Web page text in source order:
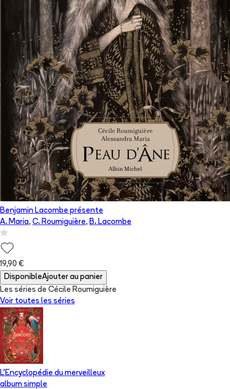
Benjamin Lacombe présente
A. Maria, C. Roumiguière, B. Lacombe
19,90 €
DisponibleAjouter au panier
Les séries de Cécile Roumiguière
Voir toutes les séries
L'Encyclopédie du merveilleux
album simple